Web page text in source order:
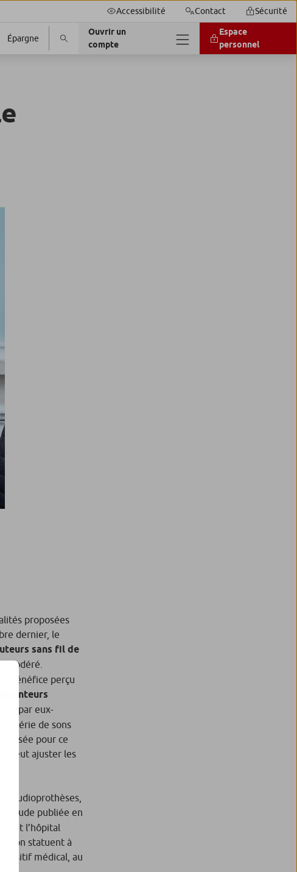
Accessibilité Contact Sécurité
Épargne
Ouvrir un
compte
Espace
personnel
proposées
dernier, le
sans fil de
modéré.
bénéfice perçu
par eux-
série de sons
pour ce
peut ajuster les
audioprothèses,
étude publiée en
et l’hôpital
statuent à
médical, au